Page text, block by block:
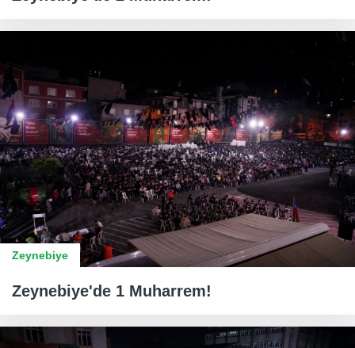
Zeynebiye
Zeynebiye'de 1 Muharrem!